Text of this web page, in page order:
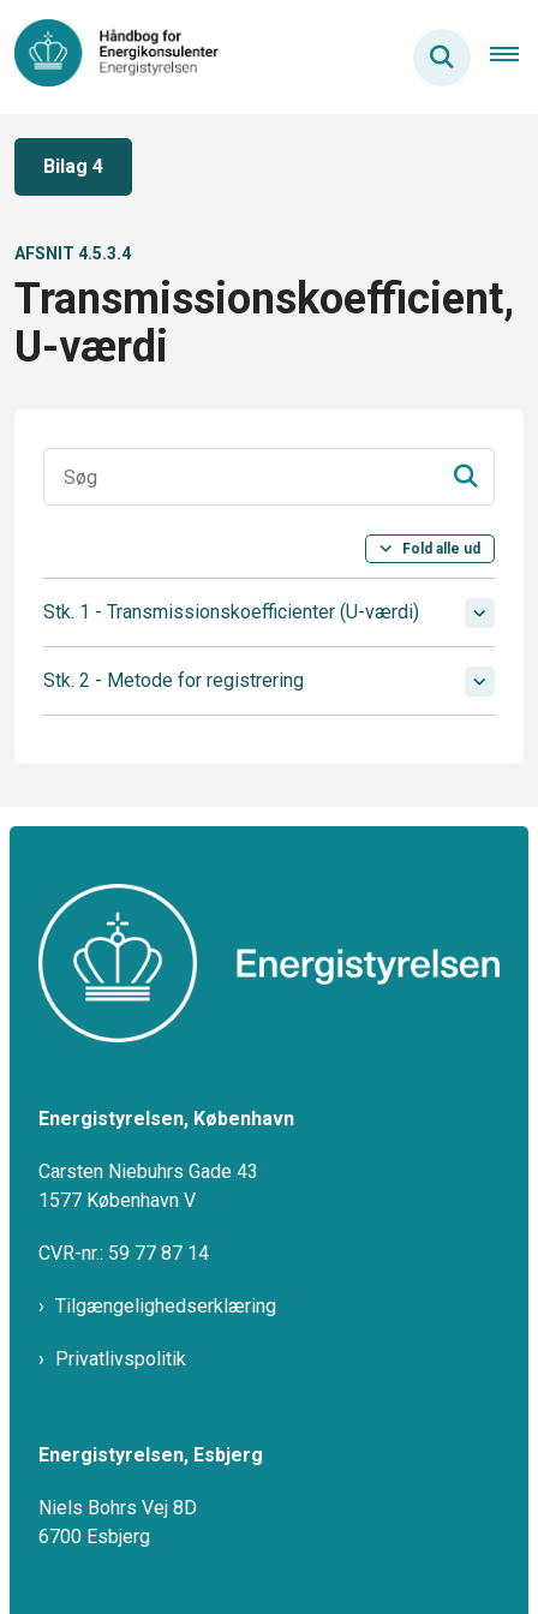
Bilag 4
AFSNIT 4.5.3.4
Transmissionskoefficient,
U-værdi
Fold alle ud
Stk. 1 - Transmissionskoefficienter (U-værdi)
Stk. 2 - Metode for registrering
Energistyrelsen, København
Carsten Niebuhrs Gade 43
1577 København V
CVR-nr.: 59 77 87 14
Tilgængelighedserklæring
Privatlivspolitik
Energistyrelsen, Esbjerg
Niels Bohrs Vej 8D
6700 Esbjerg